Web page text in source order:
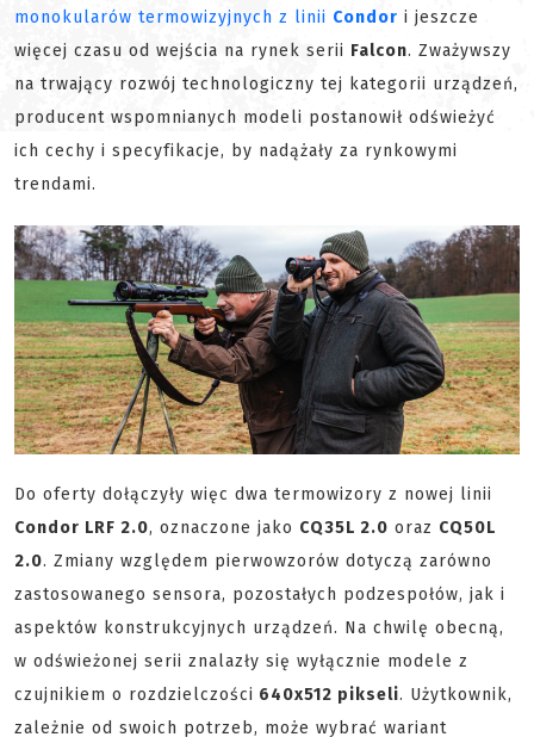
monokularów termowizyjnych z linii Condor i jeszcze
więcej czasu od wejścia na rynek serii Falcon. Zważywszy
na trwający rozwój technologiczny tej kategorii urządzeń,
producent wspomnianych modeli postanowił odświeżyć
ich cechy i specyfikacje, by nadążały za rynkowymi
trendami.
Do oferty dołączyły więc dwa termowizory z nowej linii
Condor LRF 2.0, oznaczone jako CQ35L 2.0 oraz CQ50L
2.0. Zmiany względem pierwowzorów dotyczą zarówno
zastosowanego sensora, pozostałych podzespołów, jak i
aspektów konstrukcyjnych urządzeń. Na chwilę obecną,
w odświeżonej serii znalazły się wyłącznie modele z
czujnikiem o rozdzielczości 640x512 pikseli. Użytkownik,
zależnie od swoich potrzeb, może wybrać wariant